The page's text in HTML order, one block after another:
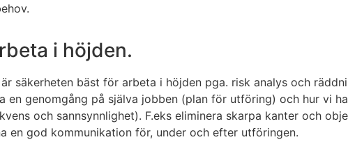
i höjden.
säkerheten bäst för arbeta i höjden pga. risk analys och
genomgång på själva jobben (plan för utföring) och hur vi
och sannsynnlighet). F.eks eliminera skarpa kanter och
en god kommunikation för, under och efter utföringen.